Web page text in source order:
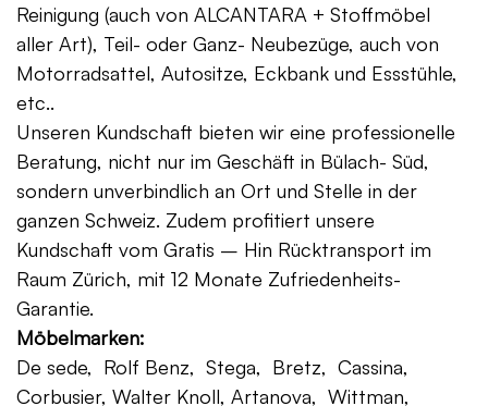
Reinigung (auch von ALCANTARA + Stoffmöbel
aller Art), Teil- oder Ganz- Neubezüge, auch von
Motorradsattel, Autositze, Eckbank und Essstühle,
etc..
Unseren Kundschaft bieten wir eine professionelle
Beratung, nicht nur im Geschäft in Bülach- Süd,
sondern unverbindlich an Ort und Stelle in der
ganzen Schweiz. Zudem profitiert unsere
Kundschaft vom Gratis – Hin Rücktransport im
Raum Zürich, mit 12 Monate Zufriedenheits-
Garantie.
Möbelmarken:
De sede, Rolf Benz, Stega, Bretz, Cassina,
Corbusier, Walter Knoll, Artanova, Wittman,